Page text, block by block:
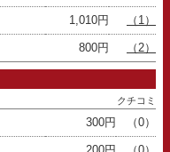
1,010円 （1）
800円 （2）
クチコミ
300円 （0）